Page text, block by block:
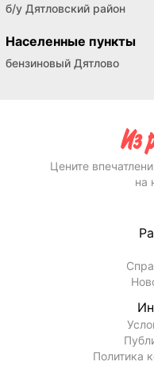
б/у Дятловский район
Населенные пункты
бензиновый Дятлово
Цените
на
Политика